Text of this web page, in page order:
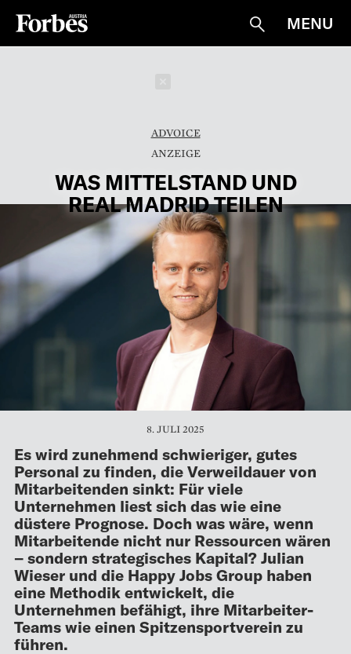
Suche
MENU
ADVOICE
WAS MITTELSTAND UND
REAL MADRID TEILEN
8. JULI 2025
Es wird zunehmend schwieriger, gutes
Personal zu finden, die Verweildauer von
Mitarbeitenden sinkt: Für viele
Unternehmen liest sich das wie eine
düstere Prognose. Doch was wäre, wenn
Mitarbeitende nicht nur Ressourcen wären
– sondern strategisches Kapital? Julian
Wieser und die Happy Jobs Group haben
eine Methodik entwickelt, die
Unternehmen befähigt, ihre Mitarbeiter-
Teams wie einen Spitzensportverein zu
führen.